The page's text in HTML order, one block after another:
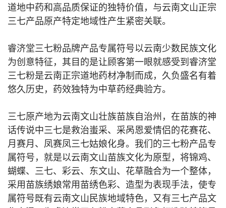
道地中药和高品质保证的独特价值，与云南文山正宗
三七产品原产特定地域性产生紧密关联。
睿济堂三七粉品牌产品专属符号以云南少数民族文化
为创意特征，其目的是让顾客第一眼就感受到睿济堂
三七粉是云南正宗道地药材净制而成，久负盛名有着
悠久历史，药效独特为中草药经典验方。
三七原产地为云南文山壮族苗族自治州，在苗族的神
话传说中三七是救治蚩采、采呙恩爱情侣的花赛花、
月赛月、凤赛凤三七姑娘化身。我们的三七粉产品专
属符号，就是以云南文山苗族文化为原型，将锦鸡、
蝴蝶、三七、彩云、东文山、花草融合为一个整体，
采用苗族绣娘常用苗绣色彩、造型为表现手法，使专
属符号既有云南文山民族地域特色，又有三七产品文